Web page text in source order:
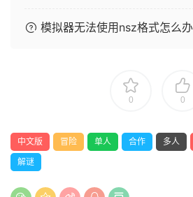
模拟器无法使用nsz格式怎么办
0 0
中文版 冒险 单人 合作 多人
解谜